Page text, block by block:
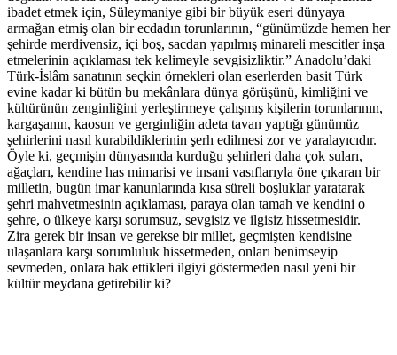
ibadet etmek için, Süleymaniye gibi bir büyük eseri dünyaya
armağan etmiş olan bir ecdadın torunlarının, “günümüzde hemen her
şehirde merdivensiz, içi boş, sacdan yapılmış minareli mescitler inşa
etmelerinin açıklaması tek kelimeyle sevgisizliktir.” Anadolu’daki
Türk-İslâm sanatının seçkin örnekleri olan eserlerden basit Türk
evine kadar ki bütün bu mekânlara dünya görüşünü, kimliğini ve
kültürünün zenginliğini yerleştirmeye çalışmış kişilerin torunlarının,
kargaşanın, kaosun ve gerginliğin adeta tavan yaptığı günümüz
şehirlerini nasıl kurabildiklerinin şerh edilmesi zor ve yaralayıcıdır.
Öyle ki, geçmişin dünyasında kurduğu şehirleri daha çok suları,
ağaçları, kendine has mimarisi ve insani vasıflarıyla öne çıkaran bir
milletin, bugün imar kanunlarında kısa süreli boşluklar yaratarak
şehri mahvetmesinin açıklaması, paraya olan tamah ve kendini o
şehre, o ülkeye karşı sorumsuz, sevgisiz ve ilgisiz hissetmesidir.
Zira gerek bir insan ve gerekse bir millet, geçmişten kendisine
ulaşanlara karşı sorumluluk hissetmeden, onları benimseyip
sevmeden, onlara hak ettikleri ilgiyi göstermeden nasıl yeni bir
kültür meydana getirebilir ki?